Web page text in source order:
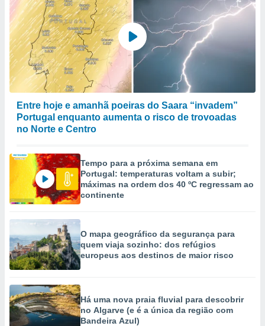
Entre hoje e amanhã poeiras do Saara “invadem”
Portugal enquanto aumenta o risco de trovoadas
no Norte e Centro
Tempo para a próxima semana em
Portugal: temperaturas voltam a subir;
máximas na ordem dos 40 ºC regressam ao
continente
O mapa geográfico da segurança para
quem viaja sozinho: dos refúgios
europeus aos destinos de maior risco
Há uma nova praia fluvial para descobrir
no Algarve (e é a única da região com
Bandeira Azul)